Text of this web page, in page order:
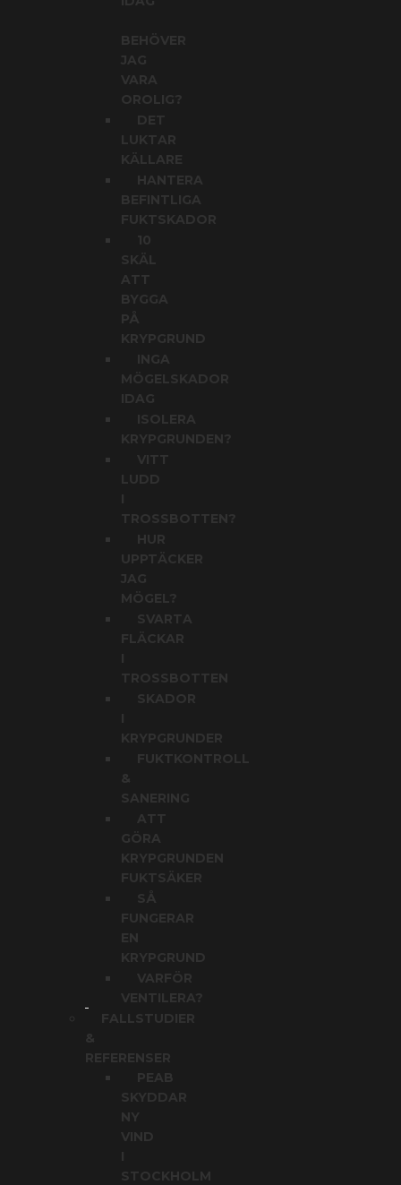
BEHÖVER
JAG
VARA
OROLIG?
LUKTAR
KÄLLARE
HANTERA
BEFINTLIGA
FUKTSKADOR
SKÄL
ATT
BYGGA
PÅ
KRYPGRUND
INGA
MÖGELSKADOR
IDAG
ISOLERA
KRYPGRUNDEN?
VITT
TROSSBOTTEN?
HUR
UPPTÄCKER
JAG
MÖGEL?
SVARTA
FLÄCKAR
TROSSBOTTEN
SKADOR
KRYPGRUNDER
FUKTKONTROLL
&
SANERING
ATT
GÖRA
KRYPGRUNDEN
FUKTSÄKER
SÅ
FUNGERAR
KRYPGRUND
VARFÖR
VENTILERA?
FALLSTUDIER
&
REFERENSER
PEAB
SKYDDAR
NY
VIND
STOCKHOLM